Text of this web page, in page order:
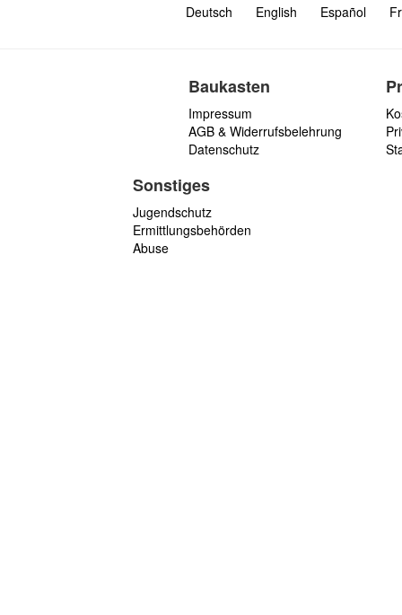
Deutsch English Español
Baukasten
Impressum
AGB & Widerrufsbelehrung
Datenschutz
Sonstiges
Jugendschutz
Ermittlungsbehörden
Abuse